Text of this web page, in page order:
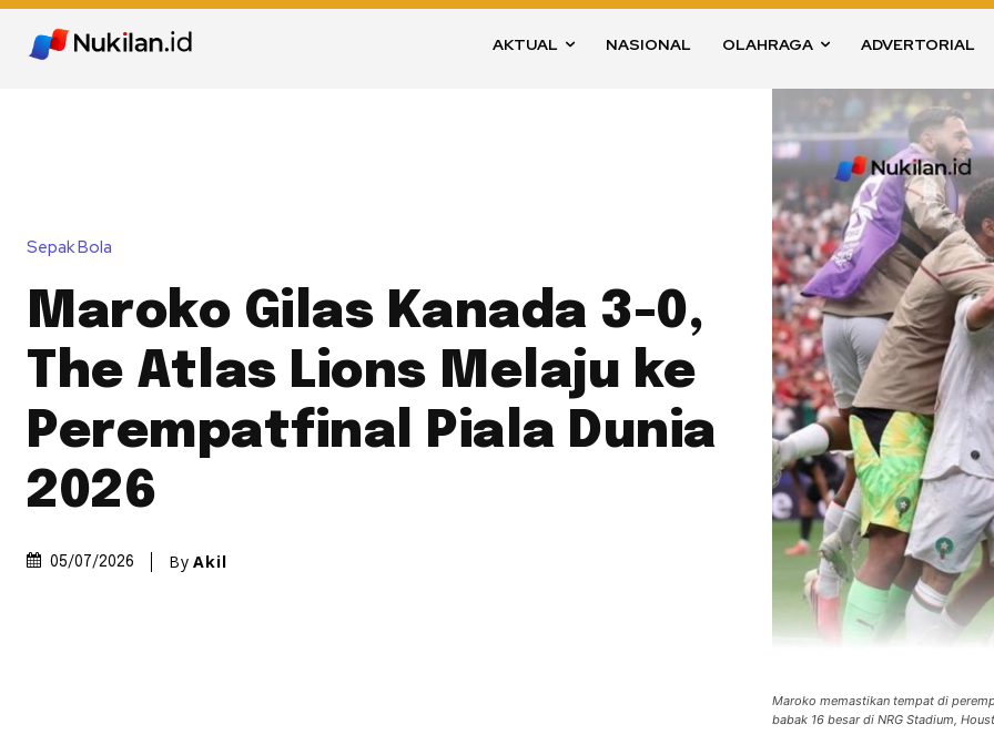
AKTUAL NASIONAL OLAHRAGA ADVERTORIAL
Sepak Bola
Maroko Gilas Kanada 3-0,
The Atlas Lions Melaju ke
Perempatfinal Piala Dunia
2026
05/07/2026 By Akil
Maroko memastikan tempat di
babak 16 besar di NRG Stadium,